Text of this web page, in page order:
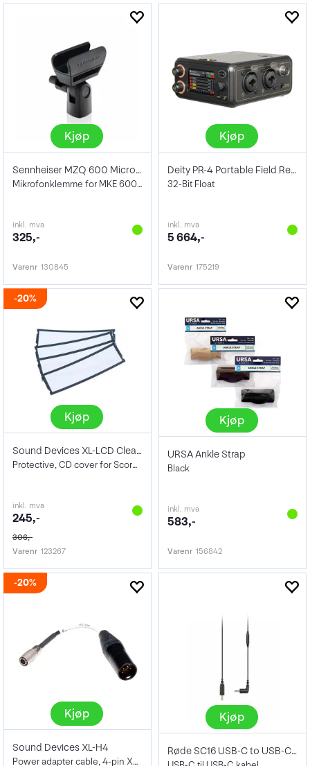
Kjøp
Sennheiser MZQ 600 Microphone clip
Mikrofonklemme for MKE 600. 3/8" og 5/8"
inkl. mva
325,-
Varenr 130845
Kjøp
Deity PR-4 Portable Field Recorder
32-Bit Float
inkl. mva
5 664,-
Varenr 175219
20%
Kjøp
Sound Devices XL-LCD Clear LCD Cover
Protective, CD cover for Scorpio, 833
inkl. mva
245,-
306,-
Varenr 123267
Kjøp
URSA Ankle Strap
Black
inkl. mva
583,-
Varenr 156842
20%
Kjøp
Sound Devices XL-H4
Power adapter cable, 4-pin XLR-M to 4-pi
Kjøp
Røde SC16 USB-C to USB-C Cable